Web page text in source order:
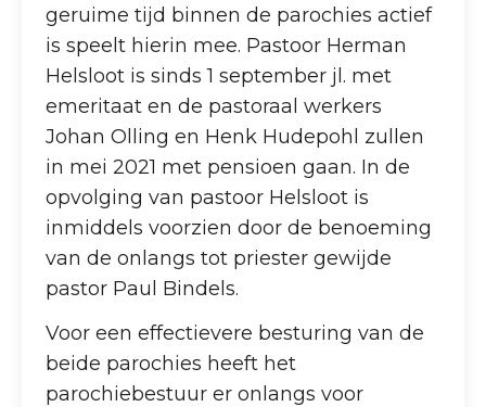
geruime tijd binnen de parochies actief
is speelt hierin mee. Pastoor Herman
Helsloot is sinds 1 september jl. met
emeritaat en de pastoraal werkers
Johan Olling en Henk Hudepohl zullen
in mei 2021 met pensioen gaan. In de
opvolging van pastoor Helsloot is
inmiddels voorzien door de benoeming
van de onlangs tot priester gewijde
pastor Paul Bindels.
Voor een effectievere besturing van de
beide parochies heeft het
parochiebestuur er onlangs voor